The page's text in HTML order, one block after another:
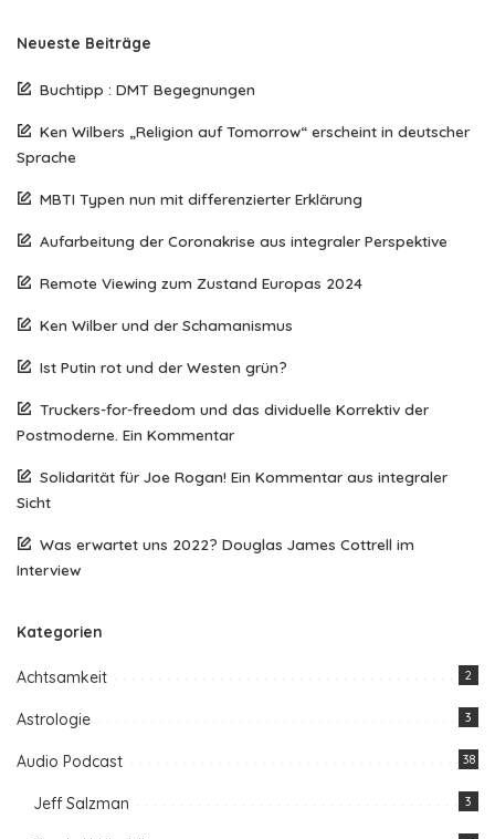
Neueste Beiträge
Buchtipp : DMT Begegnungen
Ken Wilbers „Religion auf Tomorrow“ erscheint in deutscher
Sprache
MBTI Typen nun mit differenzierter Erklärung
Aufarbeitung der Coronakrise aus integraler Perspektive
Remote Viewing zum Zustand Europas 2024
Ken Wilber und der Schamanismus
Ist Putin rot und der Westen grün?
Truckers-for-freedom und das dividuelle Korrektiv der
Postmoderne. Ein Kommentar
Solidarität für Joe Rogan! Ein Kommentar aus integraler
Sicht
Was erwartet uns 2022? Douglas James Cottrell im
Interview
Kategorien
Achtsamkeit 2
Astrologie 3
Audio Podcast 38
Jeff Salzman 3